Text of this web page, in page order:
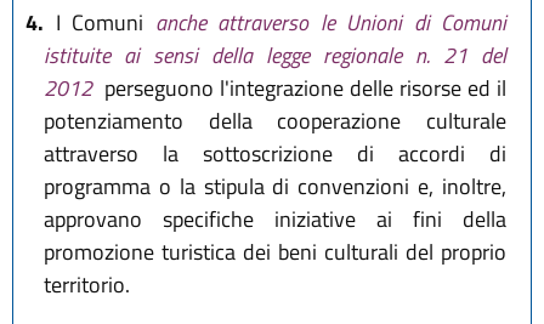
4. I Comuni anche attraverso le Unioni di Comuni
istituite ai sensi della legge regionale n. 21 del
2012 perseguono l'integrazione delle risorse ed il
potenziamento della cooperazione culturale
attraverso la sottoscrizione di accordi di
programma o la stipula di convenzioni e, inoltre,
approvano specifiche iniziative ai fini della
promozione turistica dei beni culturali del proprio
territorio.